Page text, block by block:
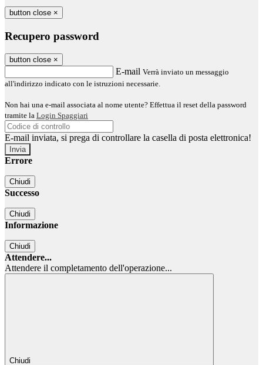
button close ×
Recupero password
button close ×
E-mail Verrà inviato un messaggio
all'indirizzo indicato con le istruzioni necessarie.
Non hai una e-mail associata al nome utente? Effettua il reset della password
tramite la Login Spaggiari
E-mail inviata, si prega di controllare la casella di posta elettronica!
Errore
Chiudi
Successo
Chiudi
Informazione
Chiudi
Attendere...
Attendere il completamento dell'operazione...
Chiudi